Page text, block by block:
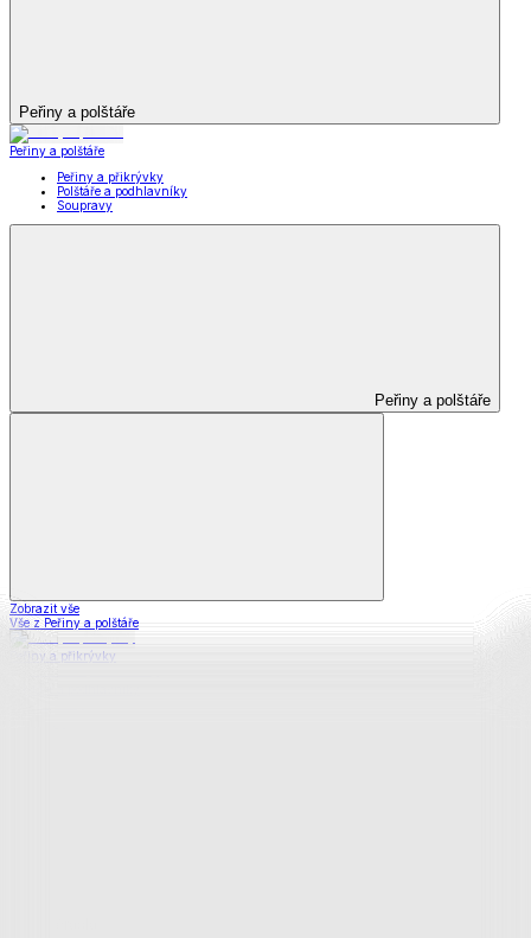
Peřiny a polštáře
Peřiny a polštáře
Peřiny a přikrývky
Polštáře a podhlavníky
Soupravy
Peřiny a polštáře
Zobrazit vše
Vše z Peřiny a polštáře
Peřiny a přikrývky